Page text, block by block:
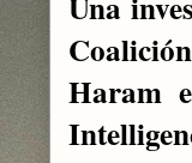
Haram